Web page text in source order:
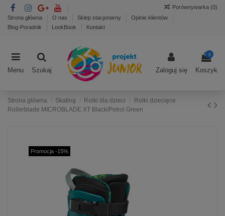
Strona główna O nas Sklep stacjonarny
Opinie klientów
Blog-Poradnik
LookBook Kontakt
Porównywarka (0)
Menu Szukaj Zaloguj się
0
Koszyk
Strona główna Skating Rolki dla dzieci
Rolki dziecięce
Rollerblade MICROBLADE XT Black/Petrol Green
Promocja -15%